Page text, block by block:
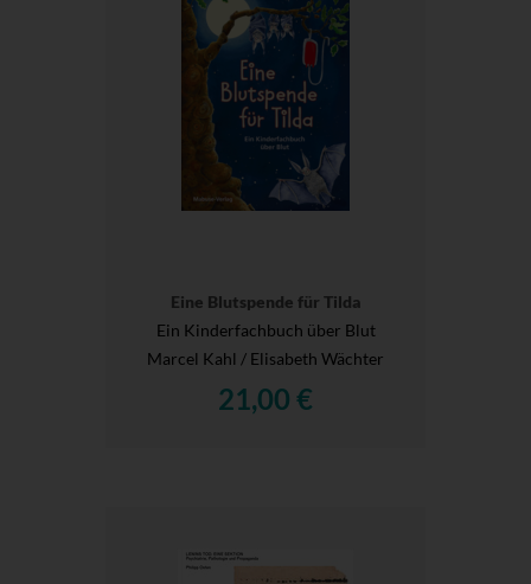
Eine Blutspende für Tilda
Ein Kinderfachbuch über Blut
Marcel Kahl / Elisabeth Wächter
21,00 €